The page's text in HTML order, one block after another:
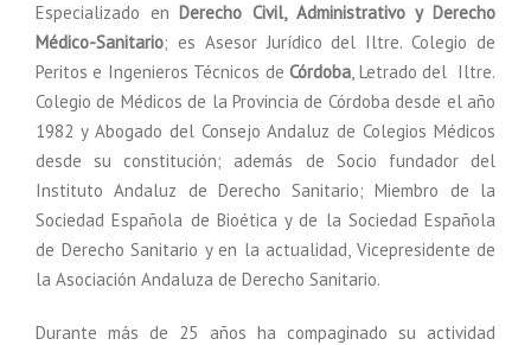
Especializado enDerecho Civil, Administrativo y Derecho
Médico-Sanitario; es Asesor Jurídico del Iltre. Colegio de
Peritos e Ingenieros Técnicos deCórdoba, Letrado del Iltre.
Colegio de Médicos de la Provincia de Córdoba desde el año
1982 y Abogado del Consejo Andaluz de Colegios Médicos
desde su constitución; además de Socio fundador del
Instituto Andaluz de Derecho Sanitario; Miembro de la
Sociedad Española de Bioética y de la Sociedad Española
de Derecho Sanitario y en la actualidad, Vicepresidente de
la Asociación Andaluza de Derecho Sanitario.
Durante más de 25 años ha compaginado su actividad